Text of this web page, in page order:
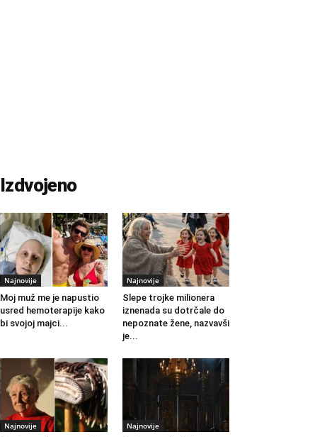
Izdvojeno
Najnovije
Moj muž me je napustio
usred hemoterapije kako
bi svojoj majci...
Najnovije
Slepe trojke milionera
iznenada su dotrčale do
nepoznate žene, nazvavši
je...
Najnovije Najnovije